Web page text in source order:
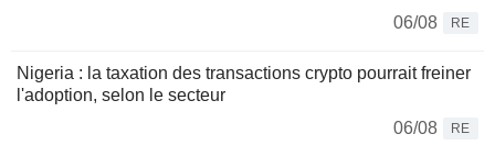
06/08
RE
Nigeria : la taxation des transactions crypto pourrait freiner
l'adoption, selon le secteur
06/08
RE